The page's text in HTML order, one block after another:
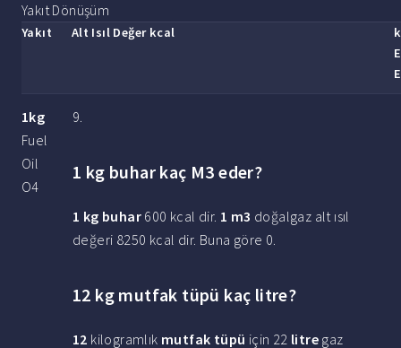
Yakıt Dönüşüm
Yakıt Alt Isıl Değer kcal
1kg
Fuel
Oil
O4
9.
1 kg buhar kaç M3 eder?
1 kg buhar 600 kcal dir. 1 m3 doğalgaz alt ısıl
değeri 8250 kcal dir. Buna göre 0.
12 kg mutfak tüpü kaç litre?
12 kilogramlık mutfak tüpü için 22 litre gaz